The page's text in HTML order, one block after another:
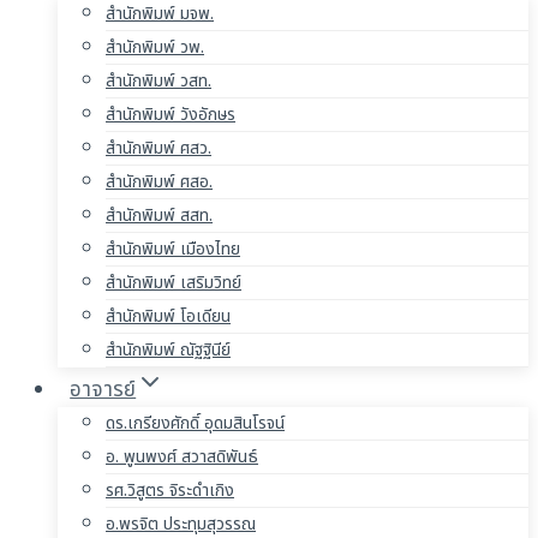
สำนักพิมพ์ มจพ.
สำนักพิมพ์ วพ.
สำนักพิมพ์ วสท.
สำนักพิมพ์ วังอักษร
สำนักพิมพ์ ศสว.
สำนักพิมพ์ ศสอ.
สำนักพิมพ์ สสท.
สำนักพิมพ์ เมืองไทย
สำนักพิมพ์ เสริมวิทย์
สำนักพิมพ์ โอเดียน
สำนักพิมพ์ ณัฐฐินีย์
อาจารย์
ดร.เกรียงศักดิ์ อุดมสินโรจน์
อ. พูนพงศ์ สวาสดิพันธ์
รศ.วิสูตร จิระดำเกิง
อ.พรจิต ประทุมสุวรรณ